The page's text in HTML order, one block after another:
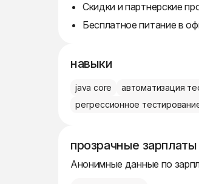
Скидки и партнерские
Бесплатное питание в
навыки
java core автоматизация
регрессионное
прозрачные зарплаты
Анонимные данные по